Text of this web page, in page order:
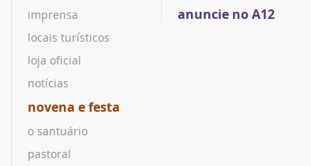
imprensa
locais turísticos
loja oficial
notícias
novena e festa
o santuário
pastoral
anuncie no A12